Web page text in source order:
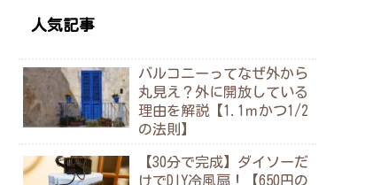
人気記事
バルコニーってなぜ外から
丸見え？外に開放している
理由を解説【1.1ｍかつ1/2
の法則】
【30分で完成】ダイソーだ
けでDIY冷風扇！【650円の